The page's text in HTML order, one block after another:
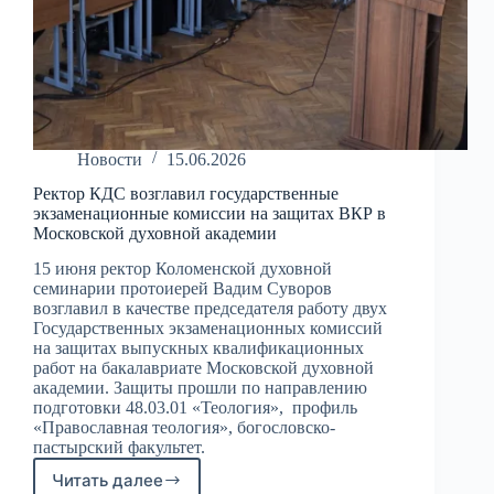
Новости
15.06.2026
Ректор КДС возглавил государственные
экзаменационные комиссии на защитах ВКР в
Московской духовной академии
15 июня ректор Коломенской духовной
семинарии протоиерей Вадим Суворов
возглавил в качестве председателя работу двух
Государственных экзаменационных комиссий
на защитах выпускных квалификационных
работ на бакалавриате Московской духовной
академии. Защиты прошли по направлению
подготовки 48.03.01 «Теология», профиль
«Православная теология», богословско-
пастырский факультет.
Читать далее
Ректор